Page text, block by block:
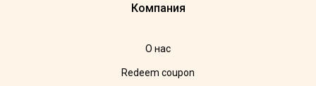
Компания
О нас
Redeem coupon